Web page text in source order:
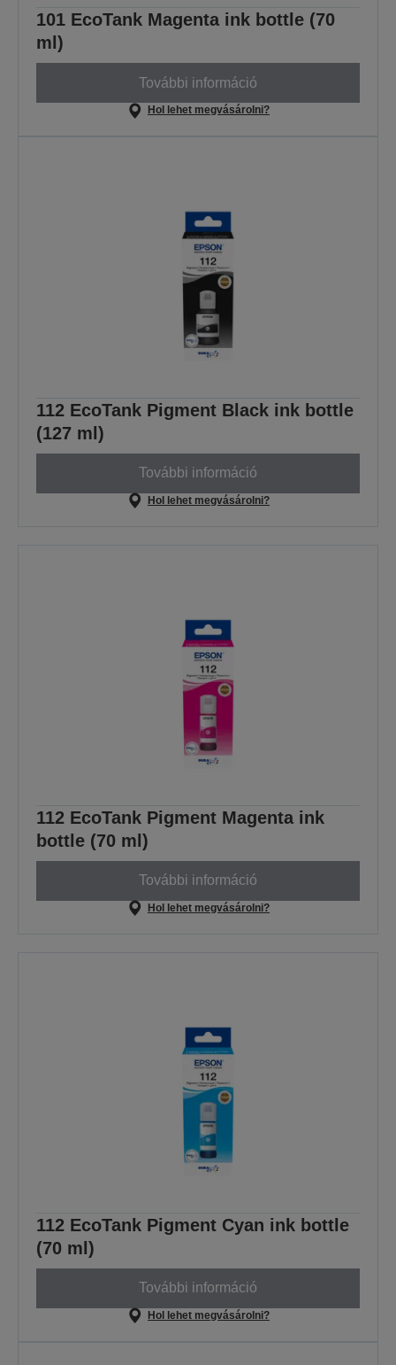
101 EcoTank Magenta ink bottle (70
ml)
További információ
Hol lehet megvásárolni?
112 EcoTank Pigment Black ink bottle
(127 ml)
További információ
Hol lehet megvásárolni?
112 EcoTank Pigment Magenta ink
bottle (70 ml)
További információ
Hol lehet megvásárolni?
112 EcoTank Pigment Cyan ink bottle
(70 ml)
További információ
Hol lehet megvásárolni?